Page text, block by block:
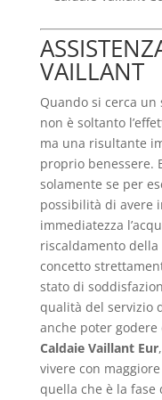
VAILLANT
Quando si cerca
non è soltanto
ma una risultante
proprio benessere.
solamente se per
possibilità di avere
immediatezza
riscaldamento
concetto
stato di
qualità del servizio
anche poter
Caldaie Vaillant Eur
vivere con
quella che è la fase